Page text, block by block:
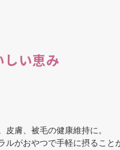
い恵み
膚、被毛の健康維持に。
がおやつで手軽に摂ること